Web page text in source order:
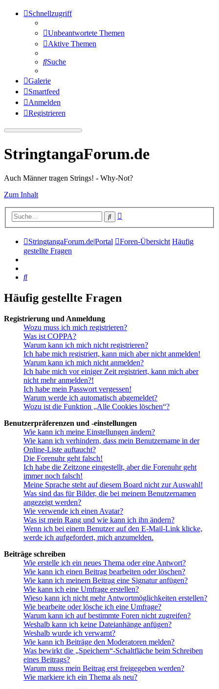
Schnellzugriff
Unbeantwortete Themen
Aktive Themen
Suche
Galerie
Smartfeed
Anmelden
Registrieren
StringtangaForum.de
Auch Männer tragen Strings! - Why-Not?
Zum Inhalt
Suche
StringtangaForum.de|Portal Foren-Übersicht Häufig
gestellte Fragen
Suche
Häufig gestellte Fragen
Registrierung und Anmeldung
Wozu muss ich mich registrieren?
Was ist COPPA?
Warum kann ich mich nicht registrieren?
Ich habe mich registriert, kann mich aber nicht anmelden!
Warum kann ich mich nicht anmelden?
Ich habe mich vor einiger Zeit registriert, kann mich aber
nicht mehr anmelden?!
Ich habe mein Passwort vergessen!
Warum werde ich automatisch abgemeldet?
Wozu ist die Funktion „Alle Cookies löschen“?
Benutzerpräferenzen und -einstellungen
Wie kann ich meine Einstellungen ändern?
Wie kann ich verhindern, dass mein Benutzername in der
Online-Liste auftaucht?
Die Forenuhr geht falsch!
Ich habe die Zeitzone eingestellt, aber die Forenuhr geht
immer noch falsch!
Meine Sprache steht auf diesem Board nicht zur Auswahl!
Was sind das für Bilder, die bei meinem Benutzernamen
angezeigt werden?
Wie verwende ich einen Avatar?
Was ist mein Rang und wie kann ich ihn ändern?
Wenn ich bei einem Benutzer auf den E-Mail-Link klicke,
werde ich aufgefordert, mich anzumelden.
Beiträge schreiben
Wie erstelle ich ein neues Thema oder eine Antwort?
Wie kann ich einen Beitrag bearbeiten oder löschen?
Wie kann ich meinem Beitrag eine Signatur anfügen?
Wie kann ich eine Umfrage erstellen?
Wieso kann ich nicht mehr Antwortmöglichkeiten erstellen?
Wie bearbeite oder lösche ich eine Umfrage?
Warum kann ich auf bestimmte Foren nicht zugreifen?
Weshalb kann ich keine Dateianhänge anfügen?
Weshalb wurde ich verwarnt?
Wie kann ich Beiträge den Moderatoren melden?
Was bewirkt die „Speichern“-Schaltfläche beim Schreiben
eines Beitrags?
Warum muss mein Beitrag erst freigegeben werden?
Wie markiere ich ein Thema als neu?